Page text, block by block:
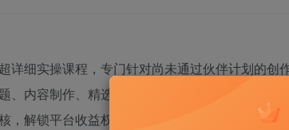
详细实操课程，专门针对尚未通过伙伴计划的创
、内容制作、精选标准把控到提交审核全流程拆
解锁平台收益权限。